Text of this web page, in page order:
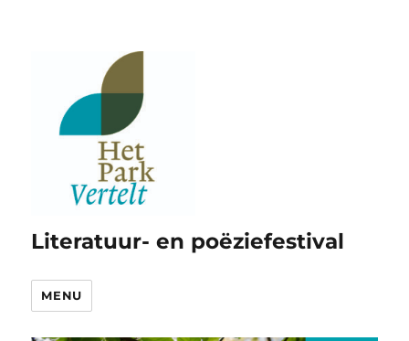
Literatuur- en poëziefestival
MENU